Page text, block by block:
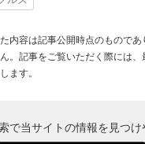
内容は記事公開時点のもので
。記事をご覧いただく際には
ます。
で当サイトの情報を見つけ